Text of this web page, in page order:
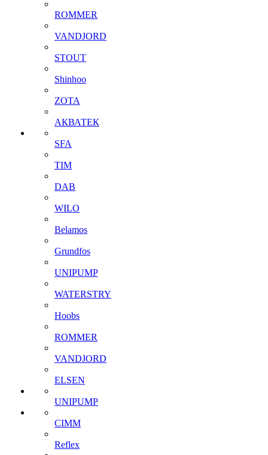
ROMMER
VANDJORD
STOUT
Shinhoo
ZOTA
АКВАТЕК
SFA
TIM
DAB
WILO
Belamos
Grundfos
UNIPUMP
WATERSTRY
Hoobs
ROMMER
VANDJORD
ELSEN
UNIPUMP
CIMM
Reflex